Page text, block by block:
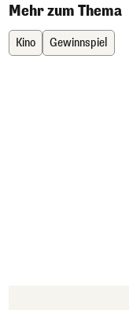
Mehr zum Thema
Kino Gewinnspiel